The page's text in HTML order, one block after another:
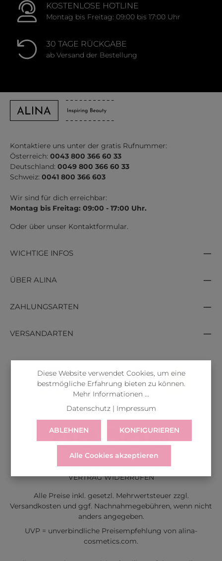
KOSTENLOSE HOTLINE
Montag bis Freitag: 09:00 bis 17:00 Uhr
30 TAGE RÜCKGABE
ab Versand der Bestellung
Kontaktiere uns unter der gratis Rufnummer:
Österreich: 0043 800 366 60 33
Deutschland: 0049 800 366 60 33
Schweiz: 0041 800 366 603
Wir sind für dich erreichbar:
Montag bis Freitag: 09:00 - 17:00 Uhr.
Oder über unser Kontaktformular.
WICHTIGE INFOS
ÜBER ALINA
ZAHLUNGSARTEN
VERSANDARTEN
LIEFERUNGWIDERRUFSERVICE & HILFE
VERTRAG WIDERRUFEN
Alle Preise inkl. gesetzl. Mehrwertsteuer zzgl.
Versandkosten und ggf. Nachnahmegebühren, wenn nicht
anders angegeben.
UVP = unverbindliche Preisempfehlung von alina-
cosmetics.com.
Diese Website verwendet Cookies, um eine
bestmögliche Erfahrung bieten zu können.
Mehr Informationen ...
Datenschutz| Impressum
ABLEHNEN KONFIGURIEREN
Alle Cookies akzeptieren